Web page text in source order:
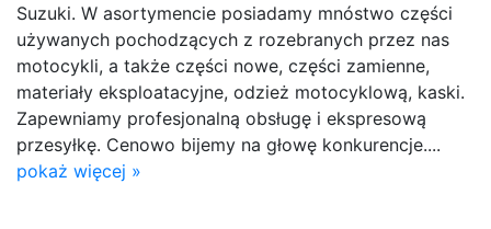
Suzuki. W asortymencie posiadamy mnóstwo części
używanych pochodzących z rozebranych przez nas
motocykli, a także części nowe, części zamienne,
materiały eksploatacyjne, odzież motocyklową, kaski.
Zapewniamy profesjonalną obsługę i ekspresową
przesyłkę. Cenowo bijemy na głowę konkurencje....
pokaż więcej »